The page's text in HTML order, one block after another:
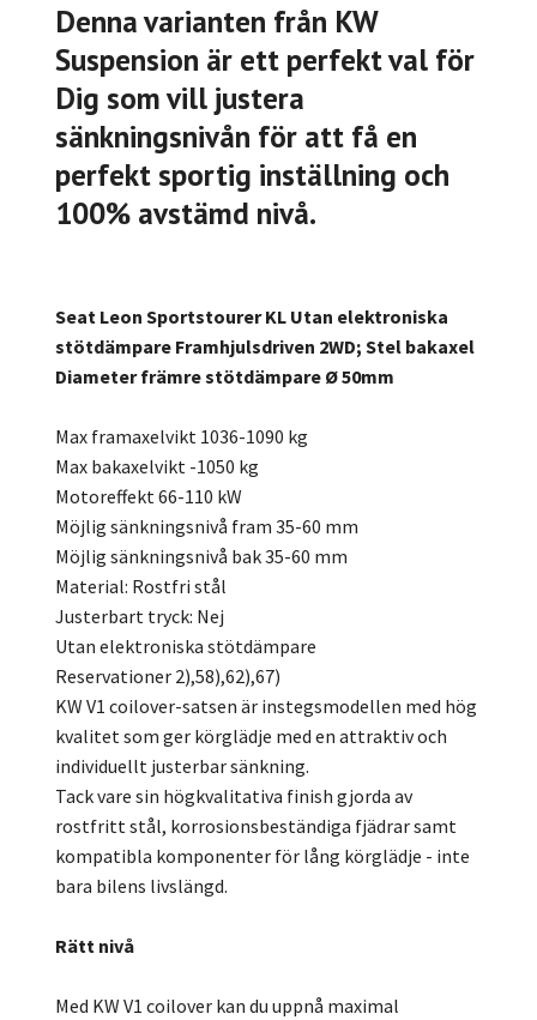
Denna varianten från KW
Suspension är ett perfekt val för
Dig som vill justera
sänkningsnivån för att få en
perfekt sportig inställning och
100% avstämd nivå.
Seat Leon Sportstourer KL Utan elektroniska
stötdämpare Framhjulsdriven 2WD; Stel bakaxel
Diameter främre stötdämpare Ø 50mm
Max framaxelvikt 1036-1090 kg
Max bakaxelvikt -1050 kg
Motoreffekt 66-110 kW
Möjlig sänkningsnivå fram 35-60 mm
Möjlig sänkningsnivå bak 35-60 mm
Material: Rostfri stål
Justerbart tryck: Nej
Utan elektroniska stötdämpare
Reservationer 2),58),62),67)
KW V1 coilover-satsen är instegsmodellen med hög
kvalitet som ger körglädje med en attraktiv och
individuellt justerbar sänkning.
Tack vare sin högkvalitativa finish gjorda av
rostfritt stål, korrosionsbeständiga fjädrar samt
kompatibla komponenter för lång körglädje - inte
bara bilens livslängd.
Rätt nivå
Med KW V1 coilover kan du uppnå maximal